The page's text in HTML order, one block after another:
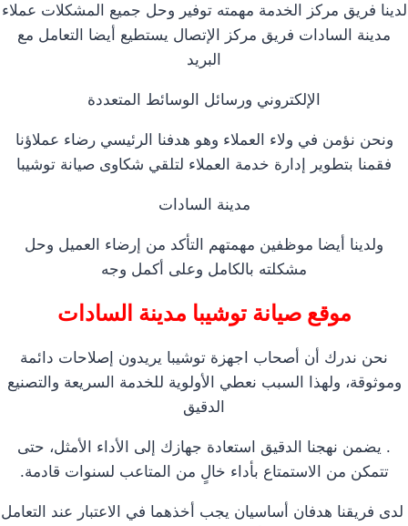
لدينا فريق مركز الخدمة مهمته توفير وحل جميع المشكلات عملاء
مدينة السادات فريق مركز الإتصال يستطيع أيضا التعامل مع
البريد
الإلكتروني ورسائل الوسائط المتعددة
ونحن نؤمن في ولاء العملاء وهو هدفنا الرئيسي رضاء عملاؤنا
فقمنا بتطوير إدارة خدمة العملاء لتلقي شكاوى صيانة توشيبا
مدينة السادات
ولدينا أيضا موظفين مهمتهم التأكد من إرضاء العميل وحل
مشكلته بالكامل وعلى أكمل وجه
موقع صيانة توشيبا مدينة السادات
نحن ندرك أن أصحاب اجهزة توشيبا يريدون إصلاحات دائمة
وموثوقة، ولهذا السبب نعطي الأولوية للخدمة السريعة والتصنيع
الدقيق
. يضمن نهجنا الدقيق استعادة جهازك إلى الأداء الأمثل، حتى
تتمكن من الاستمتاع بأداء خالٍ من المتاعب لسنوات قادمة.
لدى فريقنا هدفان أساسيان يجب أخذهما في الاعتبار عند التعامل